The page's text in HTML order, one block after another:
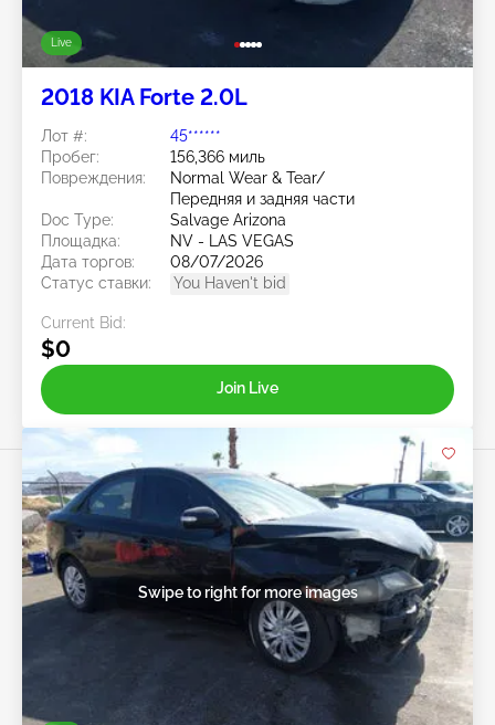
Live
2018 KIA Forte 2.0L
Лот #:
45******
Пробег:
156,366 миль
Повреждения:
Normal Wear & Tear/
Передняя и задняя части
Doc Type:
Salvage Arizona
Площадка:
NV - LAS VEGAS
Дата торгов:
08/07/2026
Статус ставки:
You Haven't bid
Current Bid:
$0
Join Live
Swipe to right for more images